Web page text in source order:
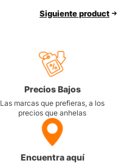
Siguiente product
Precios Bajos
Las marcas que prefieras, a los
precios que anhelas
Encuentra aquí